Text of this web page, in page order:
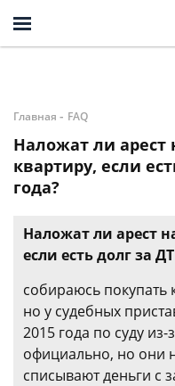
Главная - FAQ
Наложат ли арест
квартиру, если
года?
Наложат ли арест
если есть долг за
собираюсь покупать
но у судебных
2015 года по суду
официально, но они
списывают деньги с